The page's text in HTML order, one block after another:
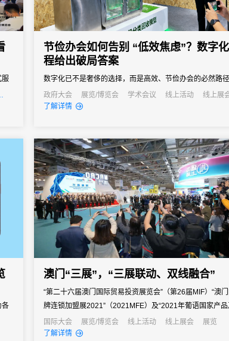
服
节俭办会如何告别 “低效焦虑”？数字
程给出破局答案
数字化已不是奢侈的选择，而是高效、节俭办会的必然路
过技术手段打通会议管理的各个环节，用自动化替代人工操
数据化驱动决策、以无纸化践行绿色理念，最终实现成本降
政府大会 展览/博览会 学术会议 线上活动
线上展
公关活动
招商会
了解详情
各
澳门“三展”，“三展联动、双线融合”
“第二十六届澳门国际贸易投资展览会”（第26届MIF）“澳
牌连锁加盟展2021”（2021MFE）及“2021年葡语国家产品
展（澳门）”（2021PLPEX）于2021年12月10日–12月12
威尼斯人圆满举行。
国际大会 展览/博览会 线上活动 线上展会
展览
了解详情